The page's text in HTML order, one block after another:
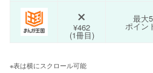
×
¥462
(1冊目)
最大
ポイン
※表は横にスクロール可能